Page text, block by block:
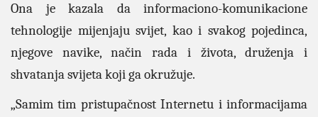
Ona je kazala da informaciono-komunikacione
tehnologije mijenjaju svijet, kao i svakog pojedinca,
njegove navike, način rada i života, druženja i
shvatanja svijeta koji ga okružuje.
„Samim tim pristupačnost Internetu i informacijama